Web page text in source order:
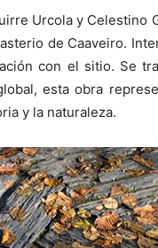
Urcola y Celestino
de Caaveiro.
con el sitio. Se
esta obra
y la naturaleza.